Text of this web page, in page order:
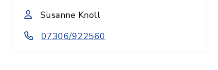
Susanne Knoll
07306/922560